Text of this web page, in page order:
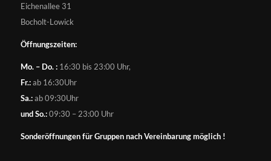
Eichenallee 31
Bocholt-Lowick
Öffnungszeiten:
Mo. – Do. :16:30 bis 23:00 Uhr,
Fr.:ab 16:30Uhr
Sa.:ab 09:30Uhr
und So.:09:30 – 23:00 Uhr
Sonderöffnungen für Gruppen nach Vereinbarung möglich !